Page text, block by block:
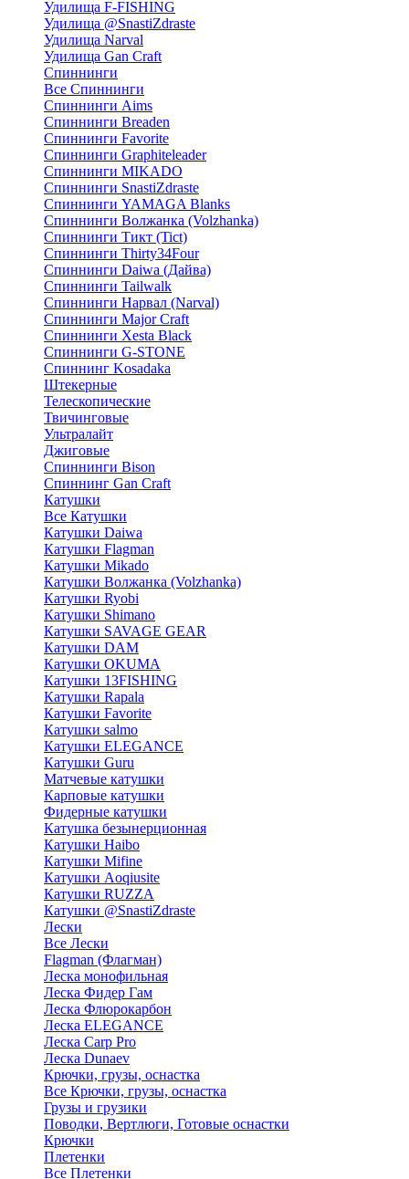
Удилища F-FISHING
Удилища @SnastiZdraste
Удилища Narval
Удилища Gan Craft
Спиннинги
Все Спиннинги
Спиннинги Aims
Спиннинги Breaden
Спиннинги Favorite
Спиннинги Graphiteleader
Спиннинги MIKADO
Спиннинги SnastiZdraste
Спиннинги YAMAGA Blanks
Спиннинги Волжанка (Volzhanka)
Спиннинги Тикт (Tict)
Спиннинги Thirty34Four
Спиннинги Daiwa (Дайва)
Спиннинги Tailwalk
Спиннинги Нарвал (Narval)
Спиннинги Major Craft
Спиннинги Xesta Black
Спиннинги G-STONE
Спиннинг Kosadaka
Штекерные
Телескопические
Твичинговые
Ультралайт
Джиговые
Спиннинги Bison
Спиннинг Gan Craft
Катушки
Все Катушки
Катушки Daiwa
Катушки Flagman
Катушки Mikado
Катушки Волжанка (Volzhanka)
Катушки Ryobi
Катушки Shimano
Катушки SAVAGE GEAR
Катушки DAM
Катушки OKUMA
Катушки 13FISHING
Катушки Rapala
Катушки Favorite
Катушки salmo
Катушки ELEGANCE
Катушки Guru
Матчевые катушки
Карповые катушки
Фидерные катушки
Катушка безынерционная
Катушки Haibo
Катушки Mifine
Катушки Aoqiusite
Катушки RUZZA
Катушки @SnastiZdraste
Лески
Все Лески
Flagman (Флагман)
Леска монофильная
Леска Фидер Гам
Леска Флюрокарбон
Леска ELEGANCE
Леска Carp Pro
Леска Dunaev
Крючки, грузы, оснастка
Все Крючки, грузы, оснастка
Грузы и грузики
Поводки, Вертлюги, Готовые оснастки
Крючки
Плетенки
Все Плетенки